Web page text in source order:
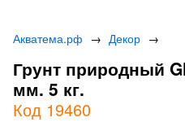
Акватема.рф → Декор →
Грунт природный
мм. 5 кг.
Код 19460